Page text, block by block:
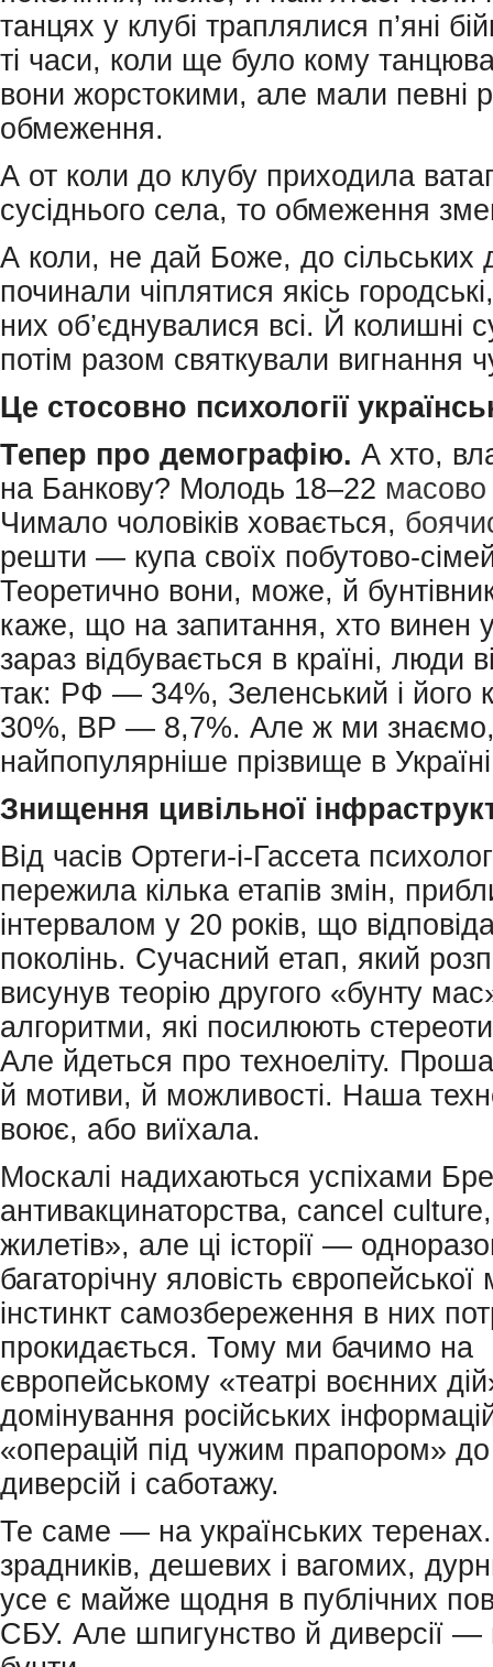
танцях у клубі траплялися п’яні
ті часи, коли ще було кому
вони жорстокими, але мали певні
обмеження.
А от коли до клубу приходила
сусіднього села, то обмеження
А коли, не дай Боже, до сільських
починали чіплятися якісь
них об’єднувалися всі. Й колишні
потім разом святкували вигнання
Це стосовно психології
Тепер про демографію. А хто,
на Банкову? Молодь 18–22 масово
Чимало чоловіків ховається,
решти — купа своїх побутово-
Теоретично вони, може, й
каже, що на запитання, хто винен
зараз відбувається в країні, люди
так: РФ — 34%, Зеленський і
30%, ВР — 8,7%. Але ж ми
найпопулярніше прізвище в
Знищення цивільної
Від часів Ортеги-і-Гассета
пережила кілька етапів змін,
інтервалом у 20 років, що
поколінь. Сучасний етап, який
висунув теорію другого «бунту
алгоритми, які посилюють
Але йдеться про техноеліту.
й мотиви, й можливості. Наша
воює, або виїхала.
Москалі надихаються успіхами
антивакцинаторства, cancel
жилетів», але ці історії —
багаторічну яловість європейської
інстинкт самозбереження в них
прокидається. Тому ми бачимо на
європейському «театрі воєнних
домінування російських
«операцій під чужим прапором»
диверсій і саботажу.
Те саме — на українських
зрадників, дешевих і вагомих,
усе є майже щодня в публічних
СБУ. Але шпигунство й диверсії —